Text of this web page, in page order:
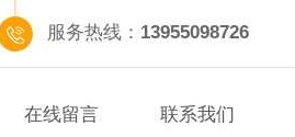
服务热线： 13955098726
在线留言 联系我们